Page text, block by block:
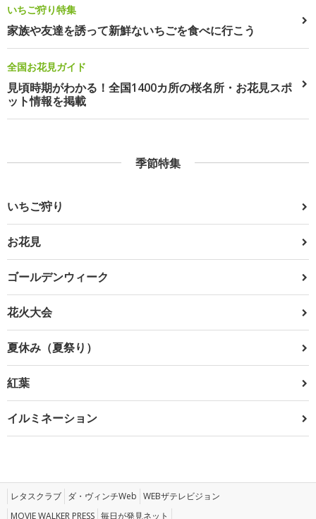
いちご狩り特集
家族や友達を誘って新鮮ないちごを食べに行こう
全国お花見ガイド
見頃時期がわかる！全国1400カ所の桜名所・お花見スポ
ット情報を掲載
季節特集
いちご狩り
お花見
ゴールデンウィーク
花火大会
夏休み（夏祭り）
紅葉
イルミネーション
レタスクラブ ダ・ヴィンチWeb WEBザテレビジョン
MOVIE WALKER PRESS 毎日が発見ネット